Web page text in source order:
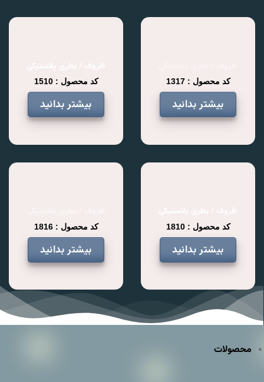
کد محصول : 1317
بیشتر بدانید
کد محصول : 1510
بیشتر بدانید
کد محصول : 1810
بیشتر بدانید
کد محصول : 1816
بیشتر بدانید
محصولات